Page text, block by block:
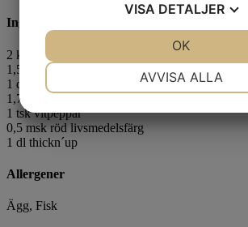
Ingredienser
2 kg
laxpuré
1,5 l helägg
1 dl fiskbuljong
1,75 msk salt
1 tsk vitpeppar
0,5 msk röd livsmedelsfärg
1 dl thickn´up
Allergener
Ägg, Fisk
VISA DETALJER
MARKNADSFÖRING
AVVISA ALLA
OK